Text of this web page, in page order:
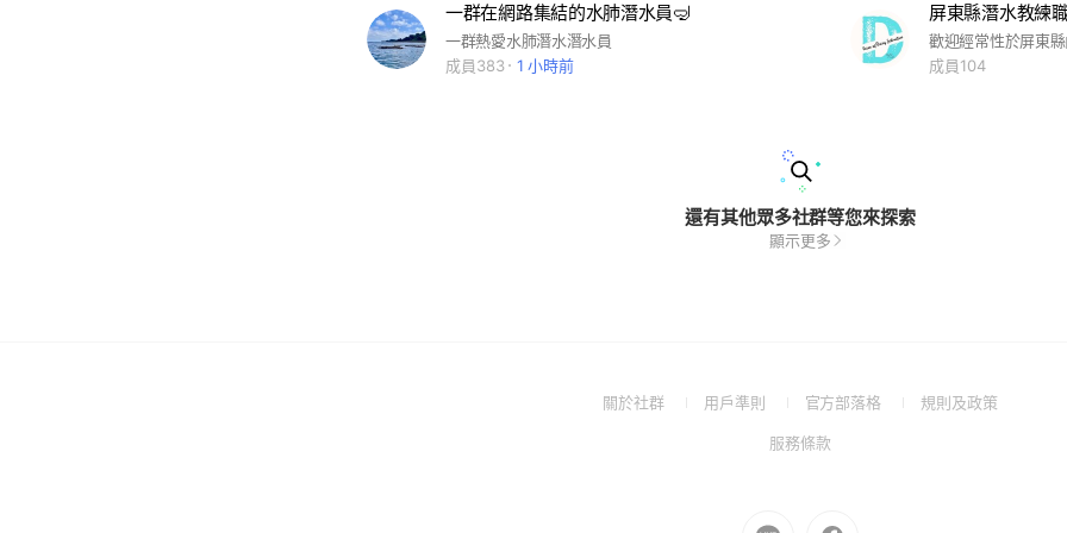
一群在網路集結的水肺潛水員🤿
一群熱愛水肺潛水潛水員
成員383
1 小時前
屏東縣潛水教練
成員104
還有其他眾多社群等您來探索
顯示更多
關於社群
(Open用戶準則
(Open
a
官方部落格
(Open規則及政策(Open
服務條款(Open
Go Go